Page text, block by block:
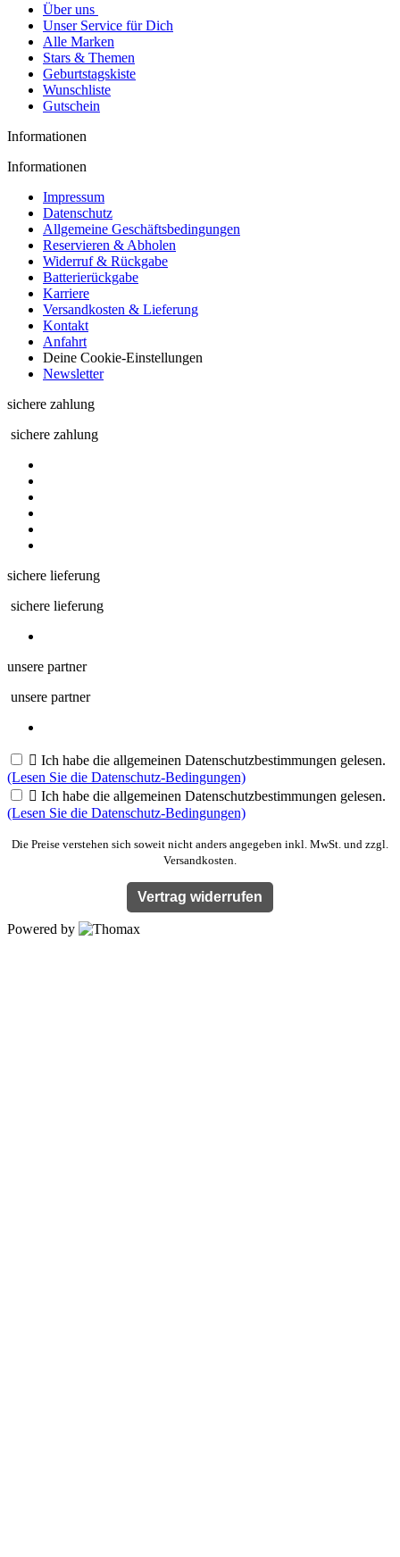
Über uns
Unser Service für Dich
Alle Marken
Stars & Themen
Geburtstagskiste
Wunschliste
Gutschein
Informationen
Informationen
Impressum
Datenschutz
Allgemeine Geschäftsbedingungen
Reservieren & Abholen
Widerruf & Rückgabe
Batterierückgabe
Karriere
Versandkosten & Lieferung
Kontakt
Anfahrt
Deine Cookie-Einstellungen
Newsletter
sichere zahlung
sichere zahlung
sichere lieferung
sichere lieferung
unsere partner
unsere partner
 Ich habe die allgemeinen Datenschutzbestimmungen gelesen.
(Lesen Sie die Datenschutz-Bedingungen)
 Ich habe die allgemeinen Datenschutzbestimmungen gelesen.
(Lesen Sie die Datenschutz-Bedingungen)
Die Preise verstehen sich soweit nicht anders angegeben inkl. MwSt. und zzgl.
Versandkosten.
Vertrag widerrufen
Powered by